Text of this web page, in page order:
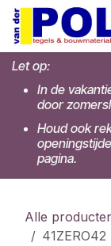
Overslaan naar
Let op:
In de
door
Houd ook
pagina.
Alle